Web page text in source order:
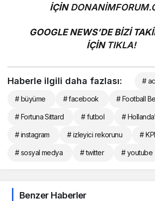
İÇİN
GOOGLE NEWS’DE BİZİ
İÇİN TIKLA!
Haberle ilgili daha fazlası: #
# büyüme # facebook # Football
# Fortuna Sittard # futbol # Hollanda’
# instagram # izleyici rekorunu #
# sosyal medya # twitter # youtube
Benzer Haberler